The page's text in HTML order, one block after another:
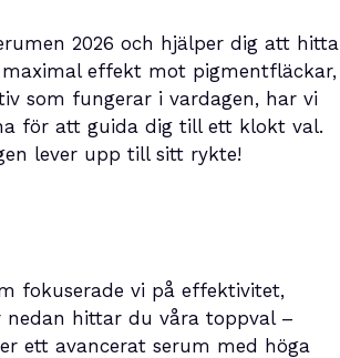
2026 och hjälper dig att hitta
effekt mot pigmentfläckar,
som fungerar i vardagen, har vi
för att guida dig till ett klokt val.
lever upp till sitt rykte!
fokuserade vi på effektivitet,
nedan hittar du våra toppval –
ett avancerat serum med höga